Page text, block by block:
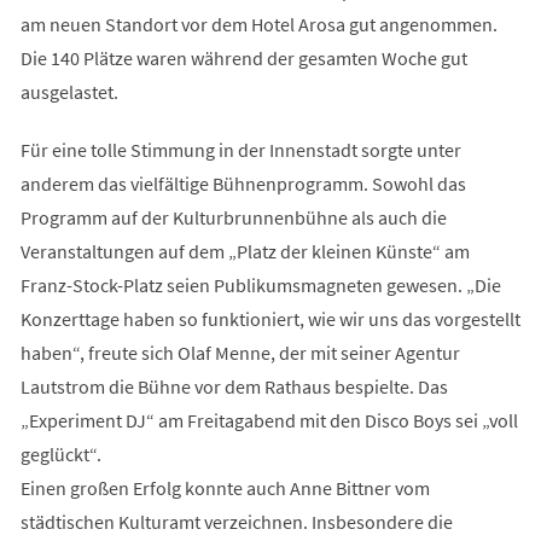
am neuen Standort vor dem Hotel Arosa gut angenommen.
Die 140 Plätze waren während der gesamten Woche gut
ausgelastet.
Für eine tolle Stimmung in der Innenstadt sorgte unter
anderem das vielfältige Bühnenprogramm. Sowohl das
Programm auf der Kulturbrunnenbühne als auch die
Veranstaltungen auf dem „Platz der kleinen Künste“ am
Franz-Stock-Platz seien Publikumsmagneten gewesen. „Die
Konzerttage haben so funktioniert, wie wir uns das vorgestellt
haben“, freute sich Olaf Menne, der mit seiner Agentur
Lautstrom die Bühne vor dem Rathaus bespielte. Das
„Experiment DJ“ am Freitagabend mit den Disco Boys sei „voll
geglückt“.
Einen großen Erfolg konnte auch Anne Bittner vom
städtischen Kulturamt verzeichnen. Insbesondere die